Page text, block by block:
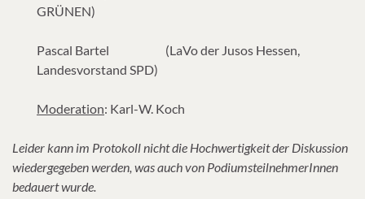
GRÜNEN)
Pascal Bartel (LaVo der Jusos Hessen,
Landesvorstand SPD)
Moderation: Karl-W. Koch
Leider kann im Protokoll nicht die Hochwertigkeit der Diskussion
wiedergegeben werden, was auch von PodiumsteilnehmerInnen
bedauert wurde.